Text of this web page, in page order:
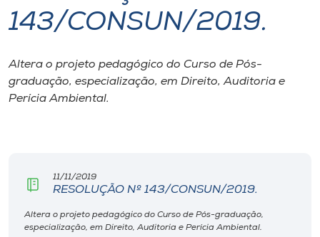
I.nova
Diplomados
143/CONSUN/2019.
Altera o projeto pedagógico do Curso de Pós-
graduação, especialização, em Direito, Auditoria e
Perícia Ambiental.
11/11/2019
RESOLUÇÃO Nº 143/CONSUN/2019.
Altera o projeto pedagógico do Curso de Pós-graduação,
especialização, em Direito, Auditoria e Perícia Ambiental.